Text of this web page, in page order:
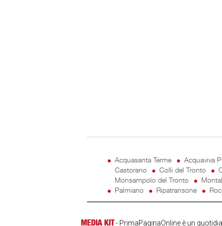
Acquasanta Terme Acquaviva
Castorano
Colli del Tronto
Monsampolo del Tronto
Palmiano
Ripatransone
MEDIA KIT- PrimaPaginaOnline è un